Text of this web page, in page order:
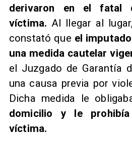
derivaron en el fatal
víctima. Al llegar al
constató que el
una medida cautelar
el Juzgado de Garantía
una causa previa por
Dicha medida le
domicilio y le
víctima.